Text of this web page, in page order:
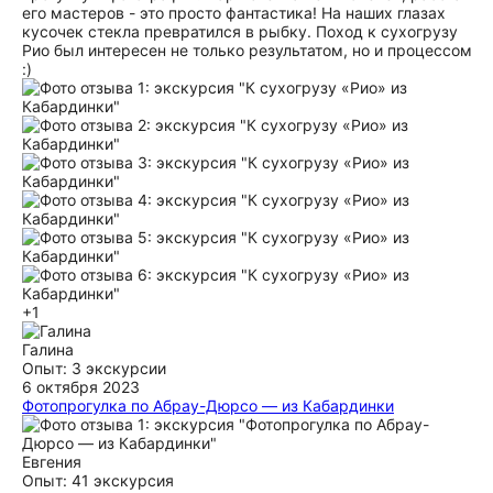
его мастеров - это просто фантастика! На наших глазах
кусочек стекла превратился в рыбку. Поход к сухогрузу
Рио был интересен не только результатом, но и процессом
:)
+1
Галина
Опыт: 3 экскурсии
6 октября 2023
Фотопрогулка по Абрау-Дюрсо — из Кабардинки
Огромное спасибо Марии за проведенную экскурсию и
замечательные фото на память о прогулке. Она знает
историю своего родного края и хорошо об этом
рассказывает. Мы побывали на Абрау в местах, куда не
Евгения
Опыт: 41 экскурсия